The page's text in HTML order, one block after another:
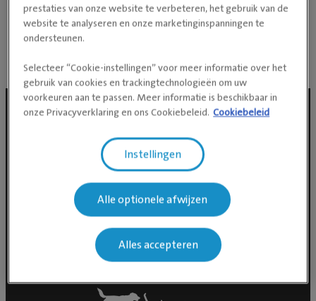
paarden is daar ook altijd genoeg te doen en te
beleven.
prestaties van onze website te verbeteren, het gebruik van de
website te analyseren en onze marketinginspanningen te
ondersteunen.
Selecteer “Cookie-instellingen” voor meer informatie over het
gebruik van cookies en trackingtechnologieën om uw
voorkeuren aan te passen. Meer informatie is beschikbaar in
onze Privacyverklaring en ons Cookiebeleid. Cookiebeleid
Instellingen
Alle optionele afwijzen
Alles accepteren